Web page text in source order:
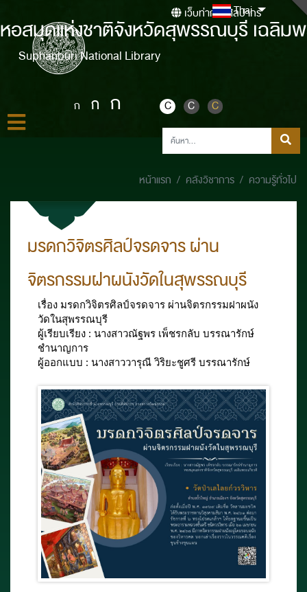
หอสมุดแห่งชาติจังหวัดสุพรรณบุรี เฉลิมพ
Suphanburi National Library
เว็บท่ากรมศิลปากร
Thai
ก ก ก C C C
หน้าแรก คลังวิชาการ ความรู้ทั่วไป
มรดกวิจิตรศิลป์จรดจาร ผ่าน
จิตรกรรมฝาผนังวัดในสุพรรณบุรี
เรื่อง มรดกวิจิตรศิลป์จรดจาร ผ่านจิตรกรรมฝาผนัง
วัดในสุพรรณบุรี
ผู้เรียบเรียง : นางสาวณัฐพร เพ็ชรกลับ บรรณารักษ์
ชำนาญการ
ผู้ออกแบบ : นางสาววารุณี วิริยะชูศรี บรรณารักษ์